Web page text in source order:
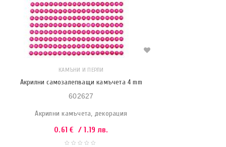
КАМЪНИ И ПЕРЛИ
Акрилни самозалепващи камъчета 4 mm
602627
Акрилни камъчета, декорация
0.61€ / 1.19 лв.